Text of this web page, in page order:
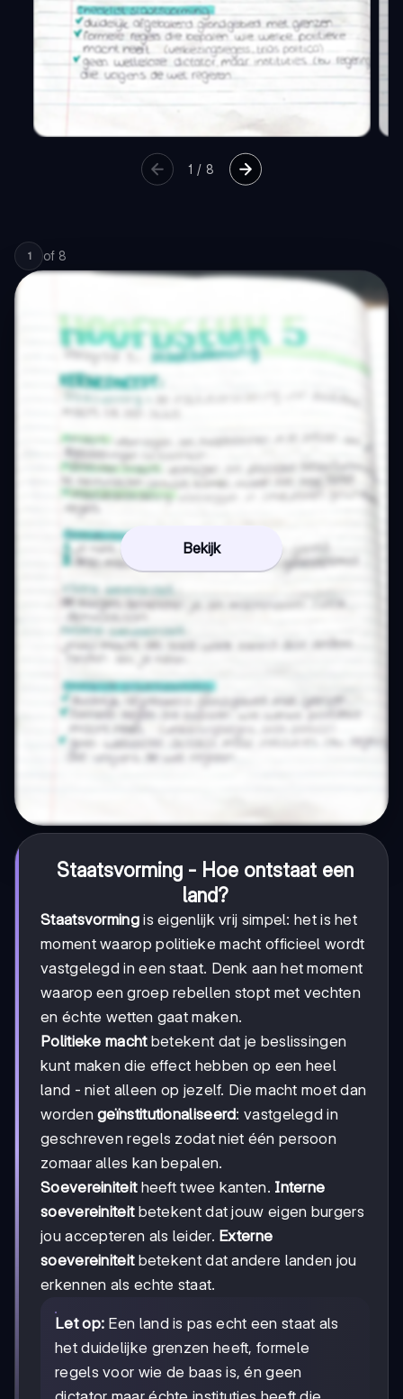
1 / 8
1 of 8
Bekijk
Staatsvorming - Hoe ontstaat een
land?
Staatsvormingis eigenlijk vrij simpel: het is het
moment waarop politieke macht officieel wordt
vastgelegd in een staat. Denk aan het moment
waarop een groep rebellen stopt met vechten
en échte wetten gaat maken.
Politieke machtbetekent dat je beslissingen
kunt maken die effect hebben op een heel
land - niet alleen op jezelf. Die macht moet dan
wordengeïnstitutionaliseerd: vastgelegd in
geschreven regels zodat niet één persoon
zomaar alles kan bepalen.
Soevereiniteitheeft twee kanten. Interne
soevereiniteitbetekent dat jouw eigen burgers
jou accepteren als leider. Externe
soevereiniteitbetekent dat andere landen jou
erkennen als echte staat.
Let op: Een land is pas echt een staat als
het duidelijke grenzen heeft, formele
regels voor wie de baas is, én geen